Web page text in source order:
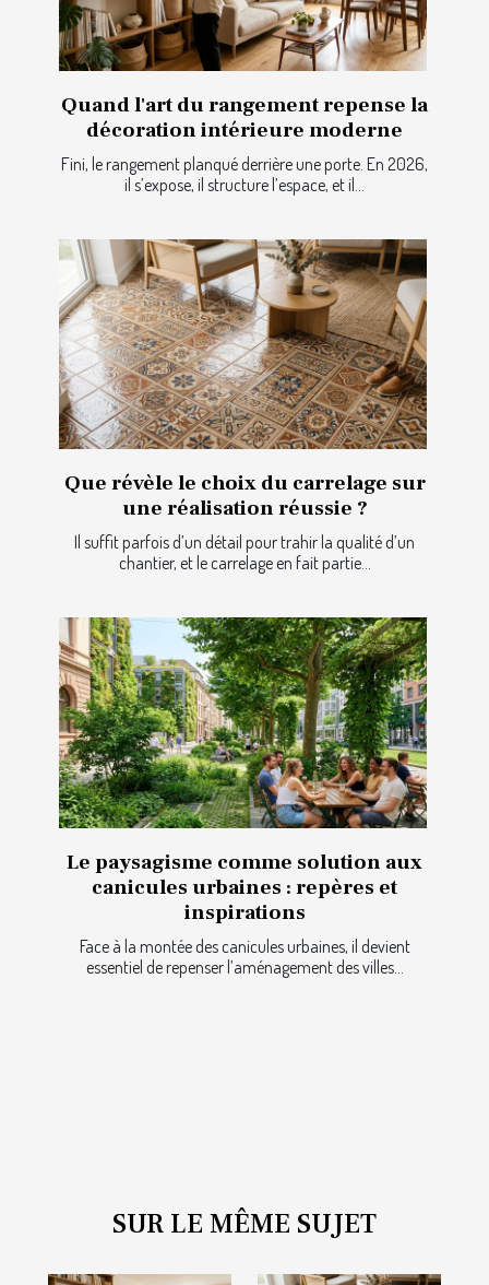
Quand l'art du rangement repense la
décoration intérieure moderne
Fini, le rangement planqué derrière une porte. En 2026,
il s’expose, il structure l’espace, et il...
Que révèle le choix du carrelage sur
une réalisation réussie ?
Il suffit parfois d’un détail pour trahir la qualité d’un
chantier, et le carrelage en fait partie...
Le paysagisme comme solution aux
canicules urbaines : repères et
inspirations
Face à la montée des canicules urbaines, il devient
essentiel de repenser l’aménagement des villes...
SUR LE MÊME SUJET